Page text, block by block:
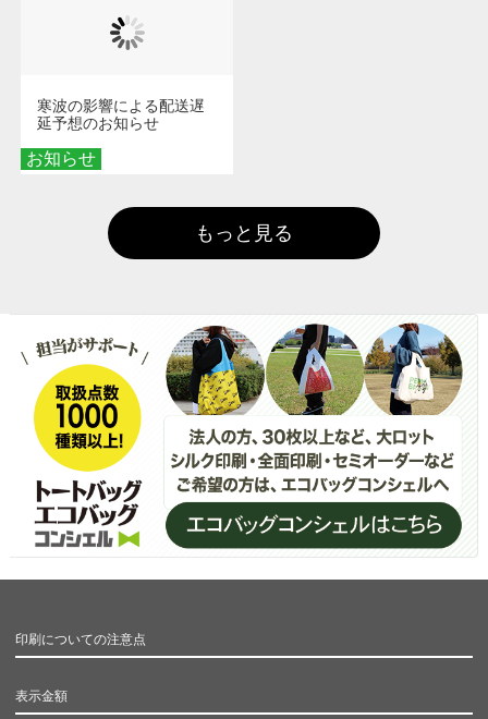
お知らせ
寒波の影響による配送遅
延予想のお知らせ
もっと見る
印刷についての注意点
表示金額